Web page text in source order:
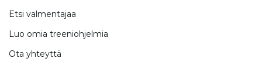
Etsi valmentajaa
Luo omia treeniohjelmia
Ota yhteyttä